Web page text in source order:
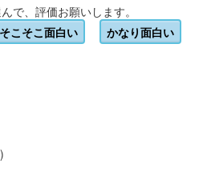
で、評価お願いします。
そこそこ面白い かなり面白い